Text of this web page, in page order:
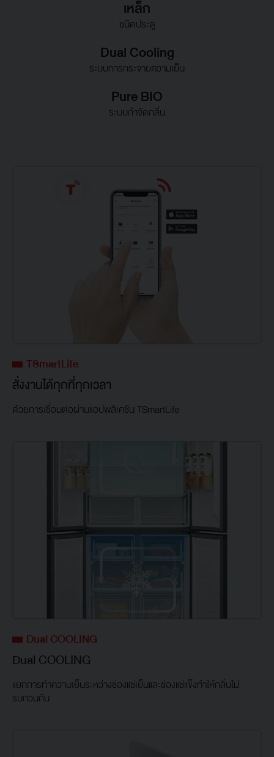
เหล็ก
ชนิดประตู
Dual Cooling
ระบบการกระจายความเย็น
Pure BIO
ระบบกำจัดกลิ่น
TSmartLife
สั่งงานได้ทุกที่ทุกเวลา
ด้วยการเชื่อมต่อผ่านแอปพลิเคชัน TSmartLife
Dual COOLING
Dual COOLING
แยกการทำความเย็นระหว่างช่องแช่เย็นและช่องแช่แข็งทำให้กลิ่นไม่
รบกวนกัน